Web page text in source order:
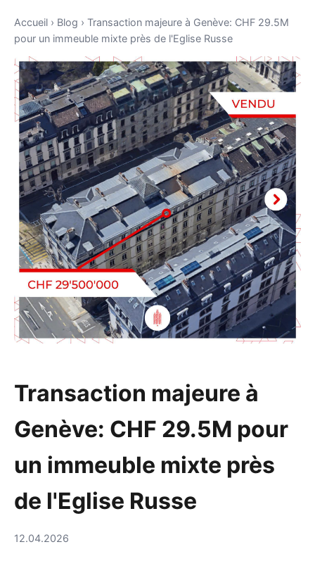
Accueil › Blog › Transaction majeure à Genève: CHF 29.5M
pour un immeuble mixte près de l'Eglise Russe
Transaction majeure à
Genève: CHF 29.5M pour
un immeuble mixte près
de l'Eglise Russe
12.04.2026